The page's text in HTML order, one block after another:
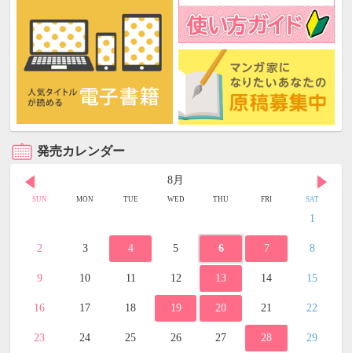
発売カレンダー
8月
SUN MON TUE WED THU FRI SAT
1
2 3 4 5 6 7 8
9 10 11 12 13 14 15
16 17 18 19 20 21 22
23 24 25 26 27 28 29